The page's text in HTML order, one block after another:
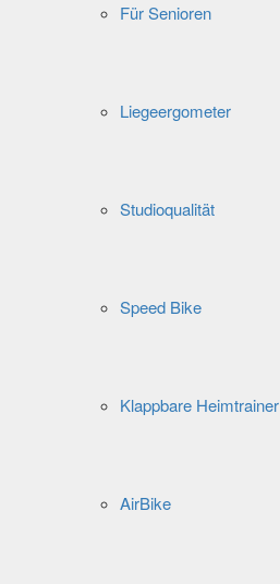
Für Senioren
Liegeergometer
Studioqualität
Speed Bike
Klappbare Heimtrainer
AirBike